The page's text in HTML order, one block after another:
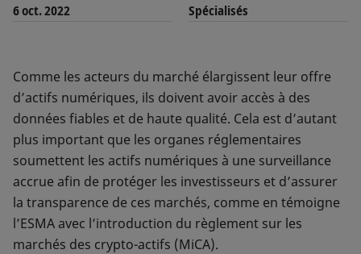
6 oct. 2022
Spécialisés
Comme les acteurs du marché élargissent leur offre
d’actifs numériques, ils doivent avoir accès à des
données fiables et de haute qualité. Cela est d’autant
plus important que les organes réglementaires
soumettent les actifs numériques à une surveillance
accrue afin de protéger les investisseurs et d’assurer
la transparence de ces marchés, comme en témoigne
l’ESMA avec l’introduction du règlement sur les
marchés des crypto-actifs (MiCA).